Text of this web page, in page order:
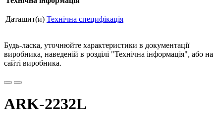
Даташит(и) Технічна специфікація
Будь-ласка, уточнюйте характеристики в документації
виробника, наведеній в розділі "Технічна інформація", або на
сайті виробника.
ARK-2232L